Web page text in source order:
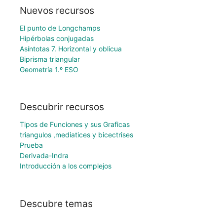
Nuevos recursos
El punto de Longchamps
Hipérbolas conjugadas
Asíntotas 7. Horizontal y oblicua
Biprisma triangular
Geometría 1.º ESO
Descubrir recursos
Tipos de Funciones y sus Graficas
triangulos ,mediatices y bicectrises
Prueba
Derivada-Indra
Introducción a los complejos
Descubre temas